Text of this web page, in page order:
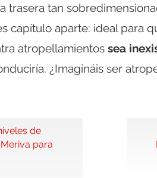
trasera tan
capítulo aparte: ideal para
atropellamientos sea
¿Imagináis ser
de
para